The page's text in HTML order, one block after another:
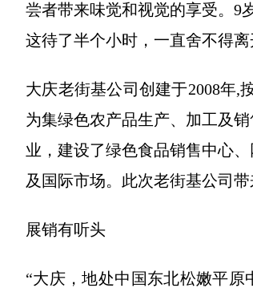
尝者带来味觉和视觉的享受。9
这待了半个小时，一直舍不得
大庆老街基公司创建于2008年,
为集绿色农产品生产、加工及
业，建设了绿色食品销售中心
及国际市场。此次老街基公司
展销有听头
“大庆，地处中国东北松嫩平原